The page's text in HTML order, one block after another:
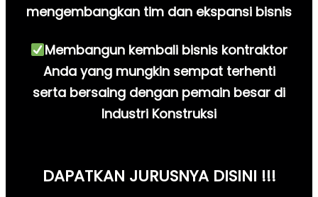
mengembangkan tim dan ekspansi bisnis
Membangun kembali bisnis kontraktor
Anda yang mungkin sempat terhenti
serta bersaing dengan pemain besar di
Industri Konstruksi
DAPATKAN JURUSNYA DISINI !!!